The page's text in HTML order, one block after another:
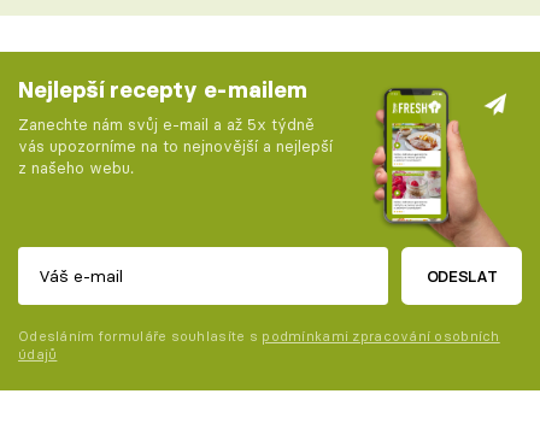
Nejlepší recepty e-mailem
Zanechte nám svůj e-mail a až 5x týdně
vás upozorníme na to nejnovější a nejlepší
z našeho webu.
ODESLAT
Odesláním formuláře souhlasíte s podmínkami zpracování osobních
údajů